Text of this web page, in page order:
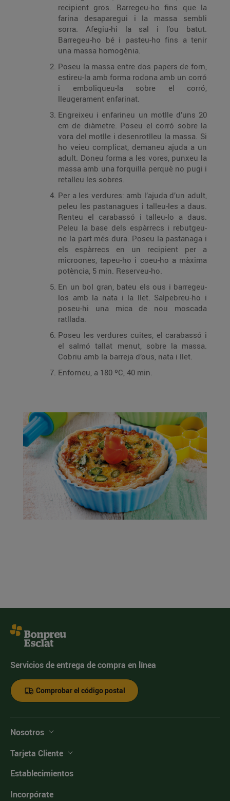
recipient gros. Barregeu-ho fins que la
farina desaparegui i la massa sembli
sorra. Afegiu-hi la sal i l’ou batut.
Barregeu-ho bé i pasteu-ho fins a tenir
una massa homogènia.
Poseu la massa entre dos papers de forn,
estireu-la amb forma rodona amb un corró
i emboliqueu-la sobre el corró,
lleugerament enfarinat.
Engreixeu i enfarineu un motlle d’uns 20
cm de diàmetre. Poseu el corró sobre la
vora del motlle i desenrotlleu la massa. Si
ho veieu complicat, demaneu ajuda a un
adult. Doneu forma a les vores, punxeu la
massa amb una forquilla perquè no pugi i
retalleu les sobres.
Per a les verdures: amb l’ajuda d’un adult,
peleu les pastanagues i talleu-les a daus.
Renteu el carabassó i talleu-lo a daus.
Peleu la base dels espàrrecs i rebutgeu-
ne la part més dura. Poseu la pastanaga i
els espàrrecs en un recipient per a
microones, tapeu-ho i coeu-ho a màxima
potència, 5 min. Reserveu-ho.
En un bol gran, bateu els ous i barregeu-
los amb la nata i la llet. Salpebreu-ho i
poseu-hi una mica de nou moscada
ratllada.
Poseu les verdures cuites, el carabassó i
el salmó tallat menut, sobre la massa.
Cobriu amb la barreja d’ous, nata i llet.
Enforneu, a 180 ºC, 40 min.
Servicios de entrega de compra en línea
Comprobar el código postal
Nosotros
Tarjeta Cliente
Establecimientos
Incorpórate